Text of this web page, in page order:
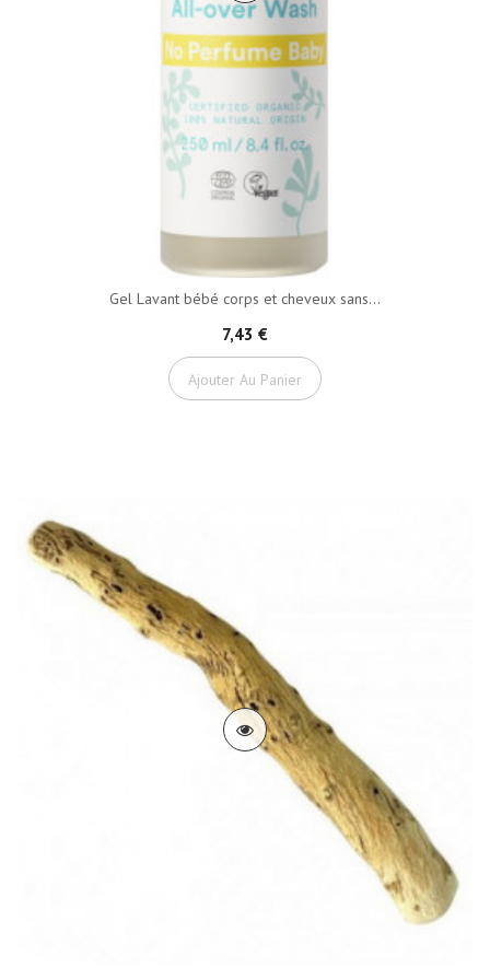
Gel Lavant bébé corps et cheveux sans...
7,43 €
Ajouter Au Panier